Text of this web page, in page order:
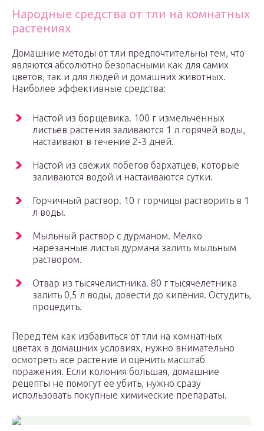
Народные средства от тли на комнатных
растениях
Домашние методы от тли предпочтительны тем, что
являются абсолютно безопасными как для самих
цветов, так и для людей и домашних животных.
Наиболее эффективные средства:
Настой из борщевика. 100 г измельченных
листьев растения заливаются 1 л горячей воды,
настаивают в течение 2-3 дней.
Настой из свежих побегов бархатцев, которые
заливаются водой и настаиваются сутки.
Горчичный раствор. 10 г горчицы растворить в 1
л воды.
Мыльный раствор с дурманом. Мелко
нарезанные листья дурмана залить мыльным
раствором.
Отвар из тысячелистника. 80 г тысячелетника
залить 0,5 л воды, довести до кипения. Остудить,
процедить.
Перед тем как избавиться от тли на комнатных
цветах в домашних условиях, нужно внимательно
осмотреть все растение и оценить масштаб
поражения. Если колония большая, домашние
рецепты не помогут ее убить, нужно сразу
использовать покупные химические препараты.